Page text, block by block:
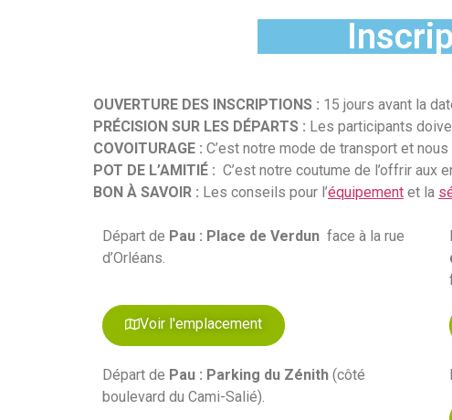
OUVERTURE DES INSCRIPTIONS : 15 jours avant la
PRÉCISION SUR LES DÉPARTS : Les participants
COVOITURAGE : C’est notre mode de transport et
POT DE L’AMITIÉ : C’est notre coutume de l’offrir aux
BON À SAVOIR : Les conseils pour l’équipement et la
Départ de Pau : Place de Verdun face à la rue
d’Orléans.
Voir l'emplacement
Départ de Pau : Parking du Zénith (côté
boulevard du Cami-Salié).